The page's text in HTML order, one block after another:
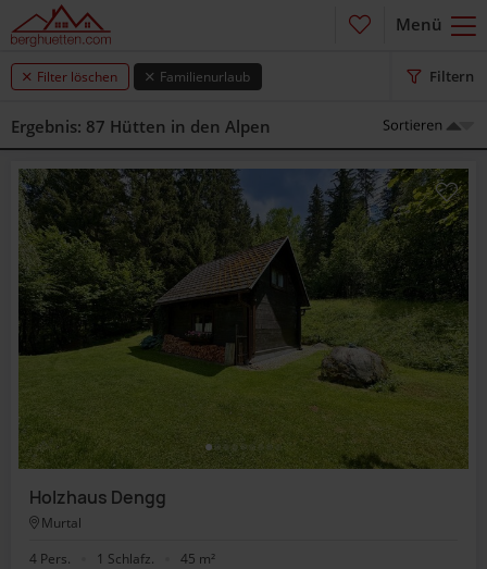
Menü
Kein Filter ausgewählt Filtern
Ergebnis: 87 Hütten in den Alpen
Filter löschen Familienurlaub
Holzhaus Dengg
Murtal
4 Pers.
1 Schlafz. 45 m²